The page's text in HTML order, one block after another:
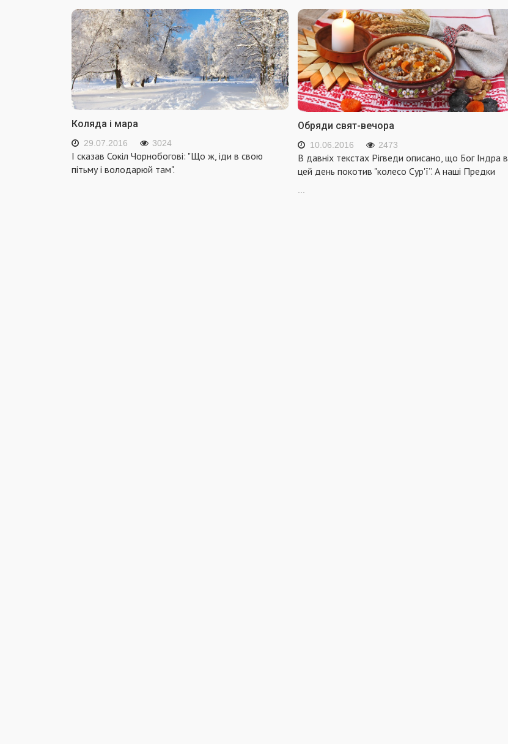
Коляда і мара
29.07.2016 3024
І сказав Сокіл Чорнобогові: "Що ж, іди в свою
пітьму і володарюй там".
Обряди свят-вечора
10.06.2016 2473
В давніх текстах Рігведи описано, що Бог Індра в
цей день покотив "колесо Сур'ї”. А наші Предки